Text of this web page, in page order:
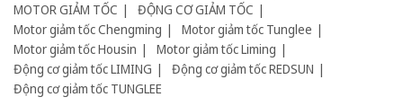
MOTOR GIẢM TỐC
ĐỘNG CƠ GIẢM TỐC
Motor giảm tốc Chengming
Motor giảm tốc Tunglee
Motor giảm tốc Housin
Motor giảm tốc Liming
Động cơ giảm tốc LIMING
Động cơ giảm tốc REDSUN
Động cơ giảm tốc TUNGLEE